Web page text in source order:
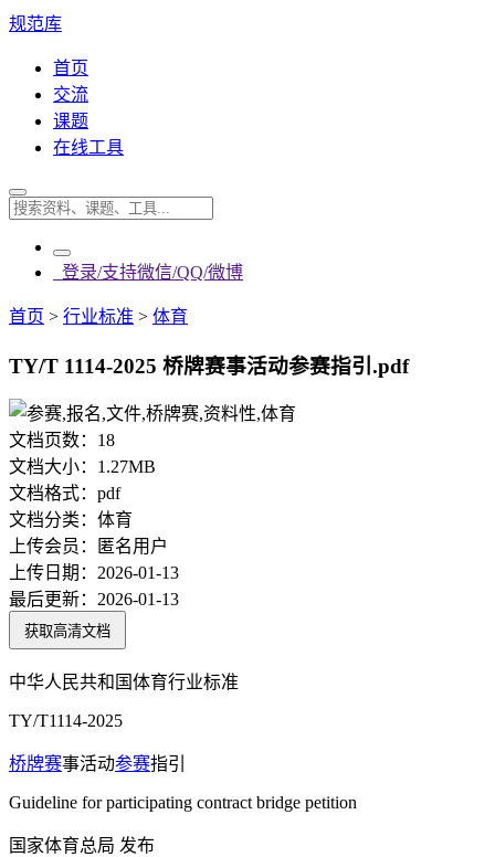
规范库
首页
交流
课题
在线工具
登录/支持微信/QQ/微博
首页 > 行业标准 > 体育
TY/T 1114-2025 桥牌赛事活动参赛指引.pdf
文档页数： 18
文档大小： 1.27MB
文档格式： pdf
文档分类： 体育
上传会员：
匿名用户
上传日期： 2026-01-13
最后更新： 2026-01-13
获取高清文档
中华人民共和国体育行业标准
TY/T1114-2025
桥牌赛事活动参赛指引
Guideline for participating contract bridge petition
国家体育总局 发布